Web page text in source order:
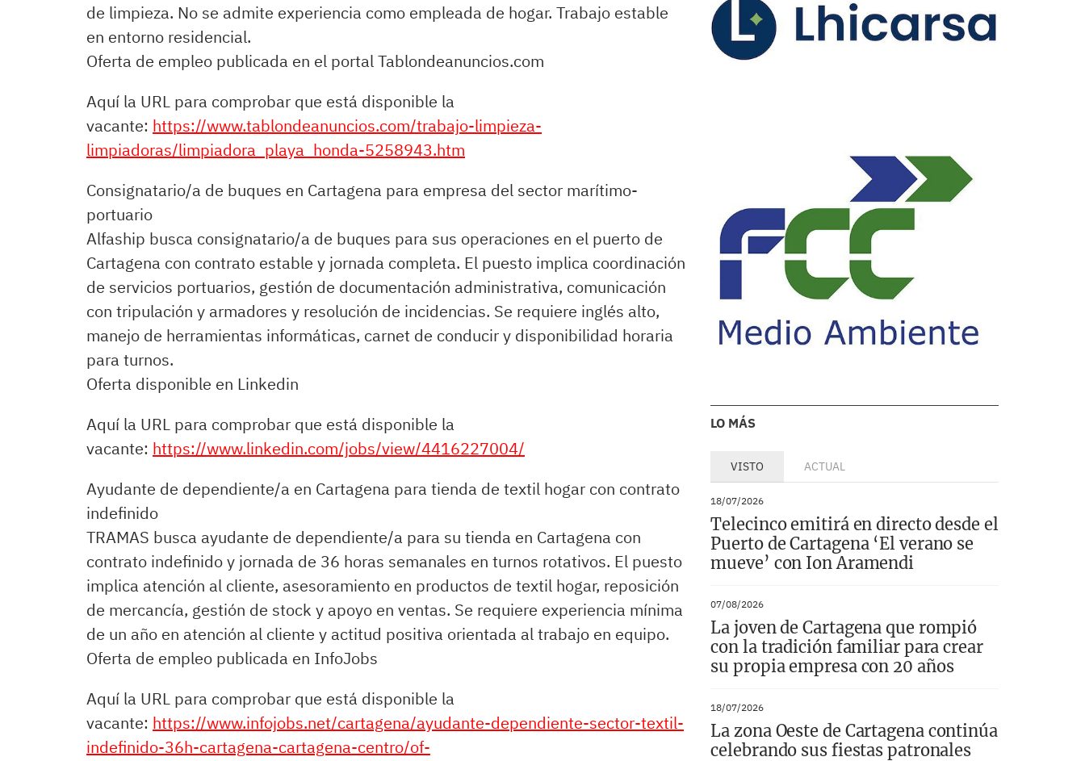
de limpieza. No se admite experiencia como empleada de hogar. Trabajo estable
en entorno residencial.
Oferta de empleo publicada en el portal Tablondeanuncios.com
Aquí la URL para comprobar que está disponible la
vacante: https://www.tablondeanuncios.com/trabajo-limpieza-
limpiadoras/limpiadora_playa_honda-5258943.htm
Consignatario/a de buques en Cartagena para empresa del sector marítimo-
portuario
Alfaship busca consignatario/a de buques para sus operaciones en el puerto de
Cartagena con contrato estable y jornada completa. El puesto implica coordinación
de servicios portuarios, gestión de documentación administrativa, comunicación
con tripulación y armadores y resolución de incidencias. Se requiere inglés alto,
manejo de herramientas informáticas, carnet de conducir y disponibilidad horaria
para turnos.
Oferta disponible en Linkedin
Aquí la URL para comprobar que está disponible la
vacante: https://www.linkedin.com/jobs/view/4416227004/
Ayudante de dependiente/a en Cartagena para tienda de textil hogar con contrato
indefinido
TRAMAS busca ayudante de dependiente/a para su tienda en Cartagena con
contrato indefinido y jornada de 36 horas semanales en turnos rotativos. El puesto
implica atención al cliente, asesoramiento en productos de textil hogar, reposición
de mercancía, gestión de stock y apoyo en ventas. Se requiere experiencia mínima
de un año en atención al cliente y actitud positiva orientada al trabajo en equipo.
Oferta de empleo publicada en InfoJobs
Aquí la URL para comprobar que está disponible la
vacante: https://www.infojobs.net/cartagena/ayudante-dependiente-sector-textil-
indefinido-36h-cartagena-cartagena-centro/of-
LO MÁS
VISTO ACTUAL
18/07/2026
Telecinco emitirá en directo desde el
Puerto de Cartagena ‘El verano se
mueve’ con Ion Aramendi
07/08/2026
La joven de Cartagena que rompió
con la tradición familiar para crear
su propia empresa con 20 años
18/07/2026
La zona Oeste de Cartagena continúa
celebrando sus fiestas patronales